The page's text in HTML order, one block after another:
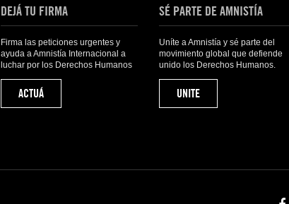
DEJÁ TU FIRMA
Firma las peticiones urgentes y
ayuda a Amnistía Internacional a
luchar por los Derechos Humanos
ACTUÁ
SÉ PARTE DE AMNISTÍA
Uníte a Amnistía y sé parte del
movimiento global que defiende
unido los Derechos Humanos.
UNITE